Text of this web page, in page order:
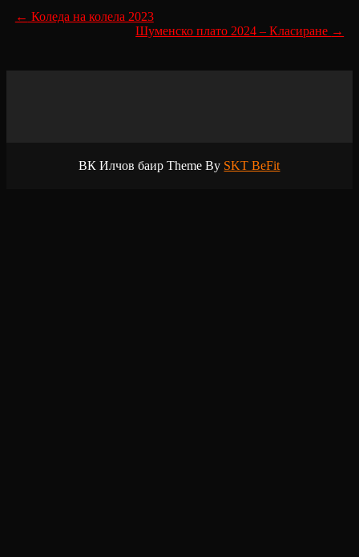
Post
← Коледа на колела 2023
Шуменско плато 2024 – Класиране →
ВК Илчов баир Theme By SKT BeFit